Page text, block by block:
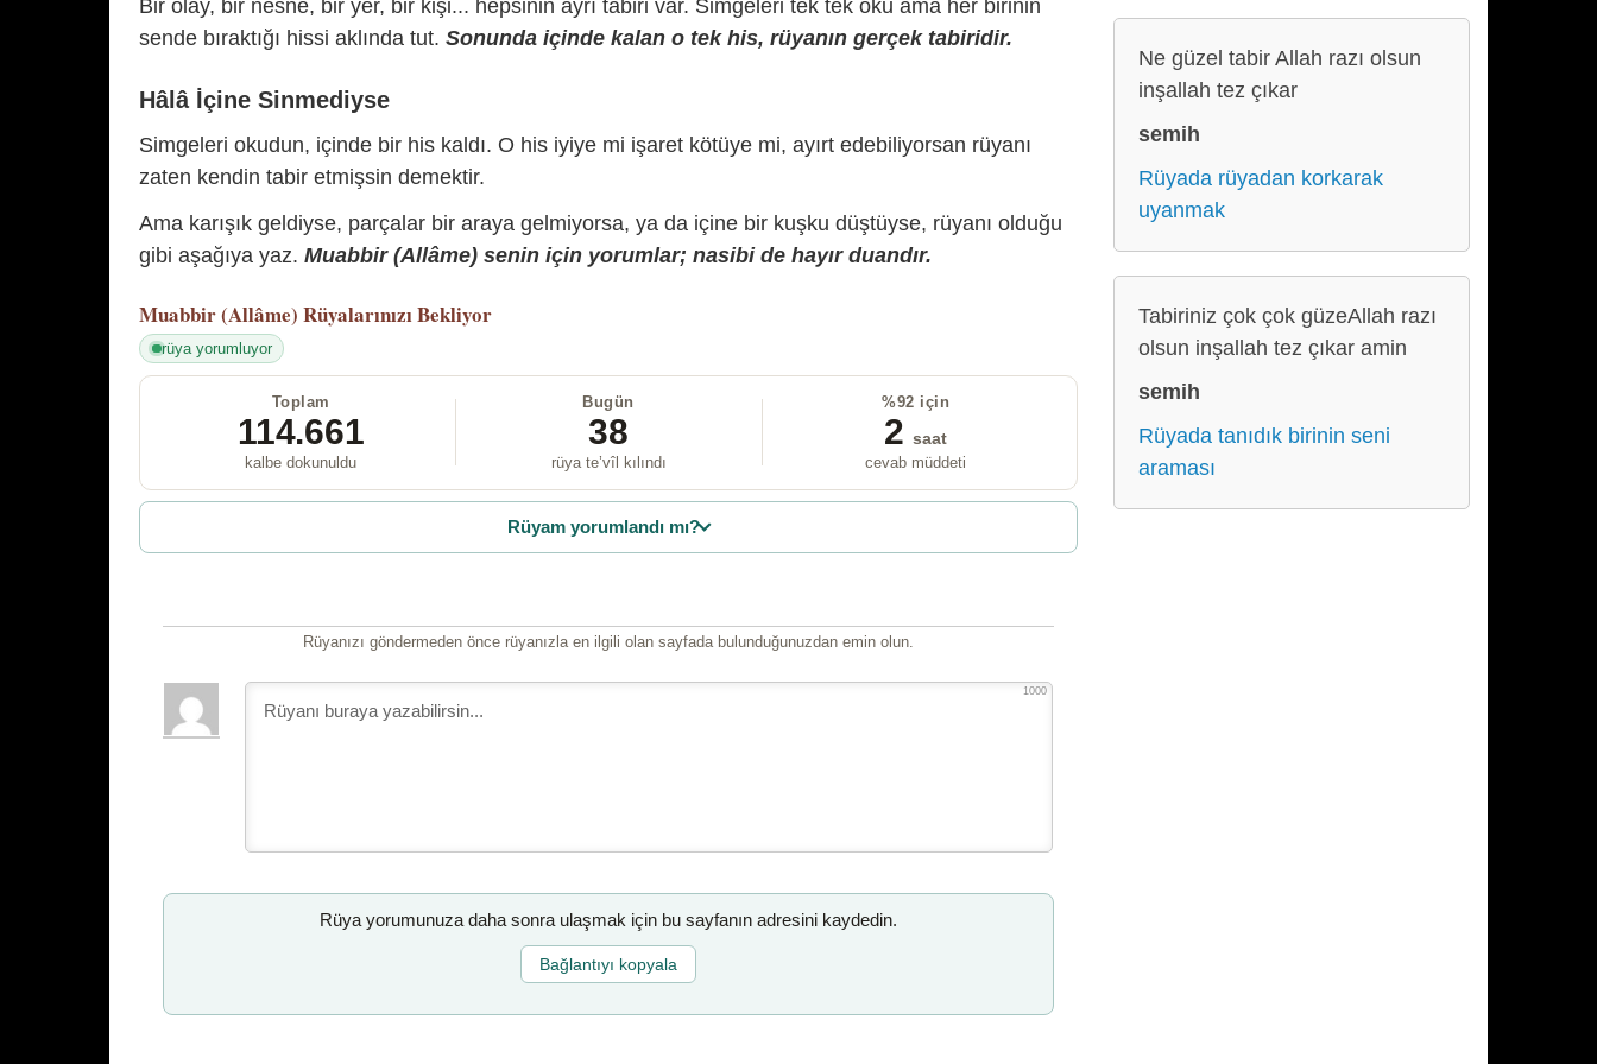
Bir olay, bir nesne, bir yer, bir kişi... hepsinin ayrı tabiri var. Simgeleri tek tek oku ama her birinin
sende bıraktığı hissi aklında tut. Sonunda içinde kalan o tek his, rüyanın gerçek tabiridir.
Hâlâ İçine Sinmediyse
Simgeleri okudun, içinde bir his kaldı. O his iyiye mi işaret kötüye mi, ayırt edebiliyorsan rüyanı
zaten kendin tabir etmişsin demektir.
Ama karışık geldiyse, parçalar bir araya gelmiyorsa, ya da içine bir kuşku düştüyse, rüyanı olduğu
gibi aşağıya yaz. Muabbir (Allâme) senin için yorumlar; nasibi de hayır duandır.
Muabbir (Allâme) Rüyalarınızı Bekliyor
rüya yorumluyor
Toplam
114.661
kalbe dokunuldu
Bugün
38
rüya te’vîl kılındı
%92 için
2 saat
cevab müddeti
Rüyam yorumlandı mı?
Rüyanızı göndermeden önce rüyanızla en ilgili olan sayfada bulunduğunuzdan emin olun.
1000
Rüya yorumunuza daha sonra ulaşmak için bu sayfanın adresini kaydedin.
Bağlantıyı kopyala
Ne güzel tabir Allah razı olsun
inşallah tez çıkar
semih
Rüyada rüyadan korkarak
uyanmak
Tabiriniz çok çok güzeAllah razı
olsun inşallah tez çıkar amin
semih
Rüyada tanıdık birinin seni
araması